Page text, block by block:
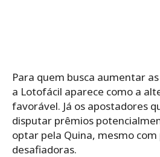
Para quem busca aumentar
a Lotofácil aparece como a
favorável. Já os apostadores
disputar prêmios
optar pela Quina, mesmo
desafiadoras.